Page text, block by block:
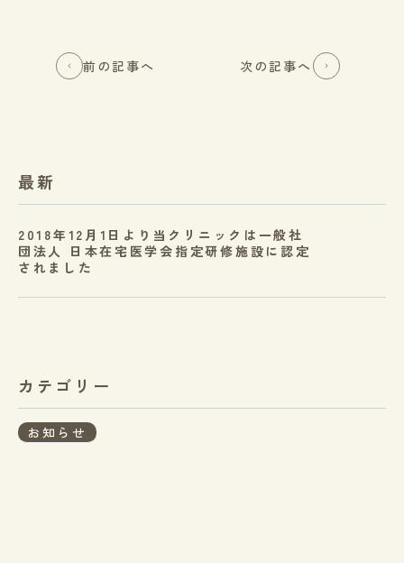
前の記事へ 次の記事へ
最新
2018年12月1日より当クリニックは一般社
団法人 日本在宅医学会指定研修施設に認定
されました
カテゴリー
お知らせ